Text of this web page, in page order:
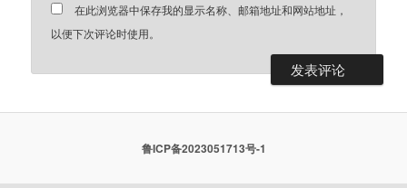
在此浏览器中保存我的显示名称、邮箱地址和网站地址，
以便下次评论时使用。
鲁ICP备2023051713号-1